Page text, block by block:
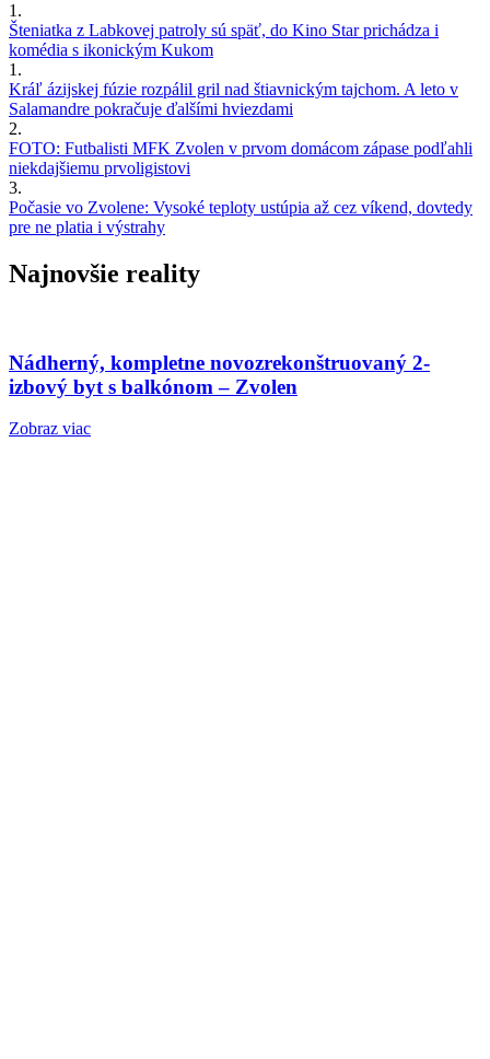
1.
Šteniatka z Labkovej patroly sú späť, do Kino Star prichádza i
komédia s ikonickým Kukom
1.
Kráľ ázijskej fúzie rozpálil gril nad štiavnickým tajchom. A leto v
Salamandre pokračuje ďalšími hviezdami
2.
FOTO: Futbalisti MFK Zvolen v prvom domácom zápase podľahli
niekdajšiemu prvoligistovi
3.
Počasie vo Zvolene: Vysoké teploty ustúpia až cez víkend, dovtedy
pre ne platia i výstrahy
Najnovšie reality
Nádherný, kompletne novozrekonštruovaný 2-
izbový byt s balkónom – Zvolen
Zobraz viac